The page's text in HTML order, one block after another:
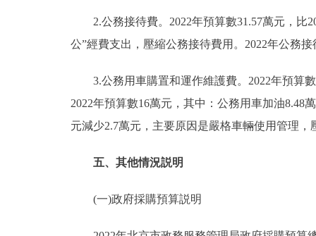
2.公務接待費。2022年預算數31.57萬元，比
公”經費支出，壓縮公務接待費用。2022年公務
3.公務用車購置和運作維護費。2022年預算數
2022年預算數16萬元，其中：公務用車加油8.48
元減少2.7萬元，主要原因是嚴格車輛使用管理，
五、其他情況説明
(一)政府採購預算説明